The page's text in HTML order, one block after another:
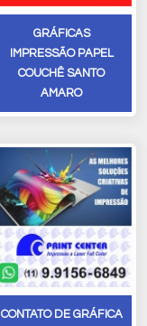
GRÁFICAS
IMPRESSÃO PAPEL
COUCHÊ SANTO
AMARO
CONTATO DE GRÁFICA